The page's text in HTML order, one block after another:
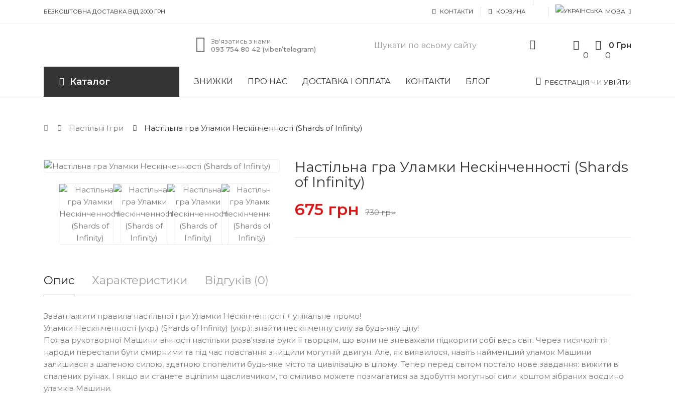
БЕЗКОШТОВНА ДОСТАВКА ВІД 2000 ГРН КОНТАКТИ КОРЗИНА МОВА
Зв'язатись з нами
093 754 80 42 (viber/telegram)
0 0
0 Грн
Каталог ЗНИЖКИ ПРО НАС ДОСТАВКА І ОПЛАТА КОНТАКТИ БЛОГ РЕЄСТРАЦІЯ ЧИ УВІЙТИ
Настільні Ігри Настільна гра Уламки Нескінченності (Shards of Infinity)
Настільна гра Уламки Нескінченності (Shards
of Infinity)
675 грн 730 грн
Кількість ПОВІДОМИТИ ПРО НАДХОДЖЕННЯ
В Закладки
Опис Характеристики Відгуків (0)
Завантажити правила настільної гри Уламки Нескінченності + унікальне промо!
Уламки Нескінченності (укр.) (Shards of Infinity) (укр.): знайти нескінченну силу за будь-яку ціну!
Поява рукотворної Машини вічності настільки розв'язала руки її творцям, що вони не зневажали підкорити собі весь світ. Через тисячоліття
народи перестали бути смирними та під час повстання знищили могутній двигун. Але, як виявилося, навіть найменший уламок Машини
залишився з шаленою силою, здатною спопелити будь-яке місто та цивілізацію в цілому. Тепер перед світом постало нове завдання: вижити в
спалених руїнах. І якщо ви станете вцілілим щасливчиком, то сміливо можете позмагатися за здобуття могутньої сили коштом зібраних воєдино
уламків Машини.